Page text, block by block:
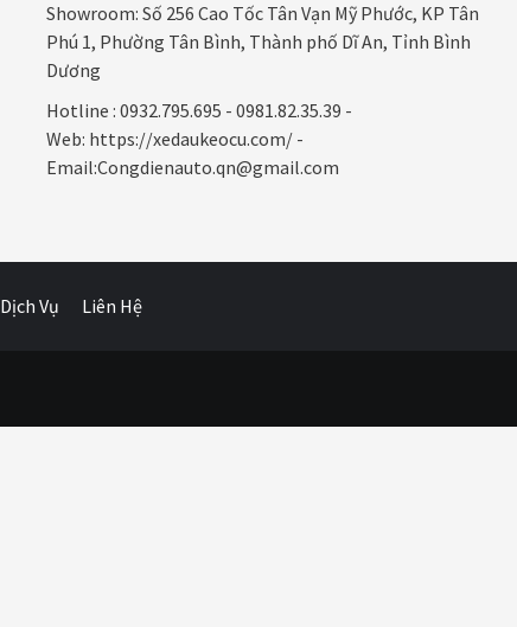
Showroom: Số 256 Cao Tốc Tân Vạn Mỹ Phước, KP Tân
Phú 1, Phường Tân Bình, Thành phố Dĩ An, Tỉnh Bình
Dương
Hotline : 0932.795.695 - 0981.82.35.39 -
Web: https://xedaukeocu.com/ -
Email:Congdienauto.qn@gmail.com
Dịch Vụ Liên Hệ